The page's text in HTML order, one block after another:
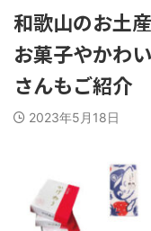
和歌山のお土
お菓子やかわ
さんもご紹介
2023年5月18日